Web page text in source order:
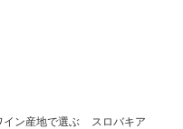
イン産地で選ぶ スロバキア